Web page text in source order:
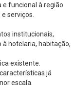
e funcional à região
serviços.
institucionais,
à hotelaria, habitação,
existente.
já
escala.